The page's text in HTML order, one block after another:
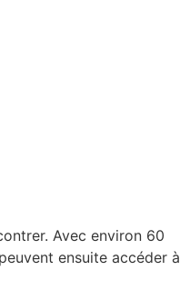
Avec environ 60
ensuite accéder à